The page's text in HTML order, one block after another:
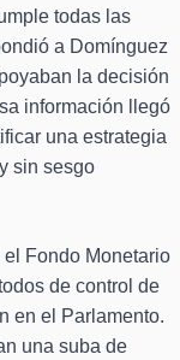
todas las
a Domínguez
la decisión
información llegó
una estrategia
sin sesgo
Fondo Monetario
de control de
en el Parlamento.
una suba de